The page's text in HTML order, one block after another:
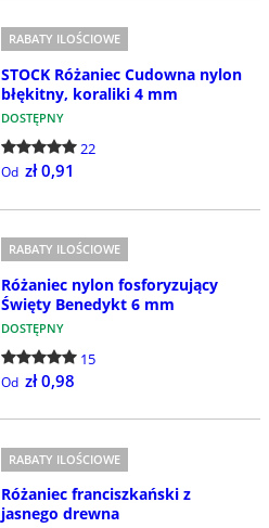
RABATY ILOŚCIOWE
STOCK Różaniec Cudowna nylon
błękitny, koraliki 4 mm
DOSTĘPNY
22
Od zł 0,91
RABATY ILOŚCIOWE
Różaniec nylon fosforyzujący
Święty Benedykt 6 mm
DOSTĘPNY
15
Od zł 0,98
RABATY ILOŚCIOWE
Różaniec franciszkański z
jasnego drewna